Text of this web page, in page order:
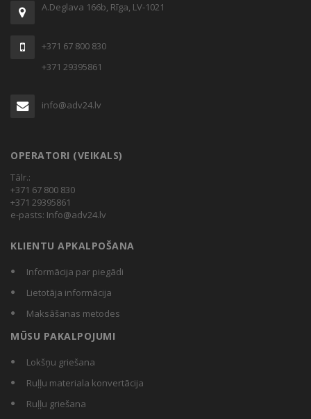
A.Deglava 166b, Rīga, LV-1021
+371 67 800 830
+371 29395861
info@adv24.lv
OPERATORI (VEIKALS)
Tālr.:
+371 67 800 830
+371 29395861
e-pasts: Info@adv24.lv
KLIENTU APKALPOŠANA
Informācija par piegādi
Lietotāja informācija
Maksāšanas metodes
MŪSU PAKALPOJUMI
Lokšņu griešana
Ruļļu materiala konvertācija
Ruļļu griešana